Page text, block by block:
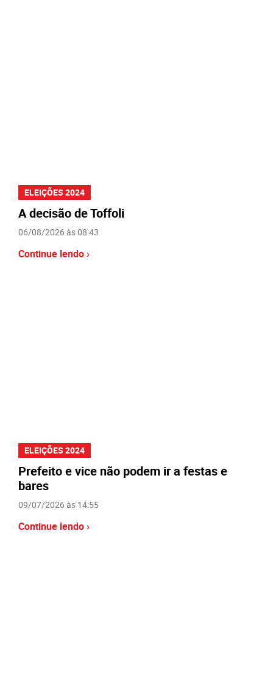
ELEIÇÕES 2024
A decisão de Toffoli
06/08/2026 às 08:43
Continue lendo ›
ELEIÇÕES 2024
Prefeito e vice não podem ir a festas e
bares
09/07/2026 às 14:55
Continue lendo ›